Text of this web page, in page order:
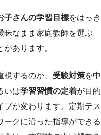
子さんの学習目標をはっき
昧なまま家庭教師を選ぶ
あります。
視するのか、 受験対策を中
いは学習習慣の定着が目的
プが変わります。定期テス
ークに沿った指導ができる